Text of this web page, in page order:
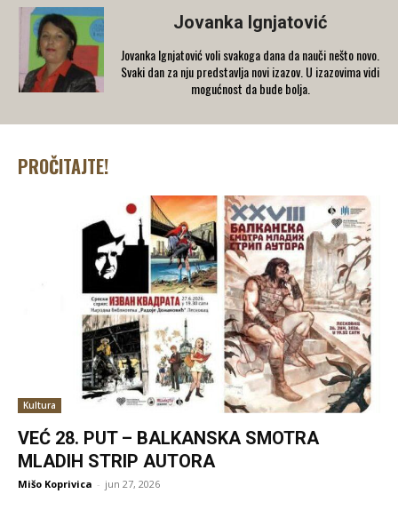
Jovanka Ignjatović
Jovanka Ignjatović voli svakoga dana da nauči nešto novo.
Svaki dan za nju predstavlja novi izazov. U izazovima vidi
mogućnost da bude bolja.
PROČITAJTE!
Kultura
VEĆ 28. PUT – BALKANSKA SMOTRA
MLADIH STRIP AUTORA
Mišo Koprivica - jun 27, 2026